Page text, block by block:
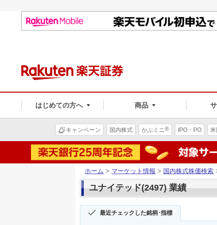
はじめての方へ 商品
キャンペーン 国内株式 かぶミニ® IPO・PO
ホーム > マーケット情報 > 国内株式株価検索
ユナイテッド(2497) 業績
最近チェックした銘柄･指標